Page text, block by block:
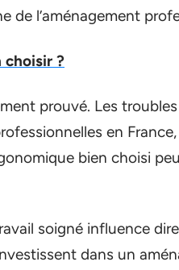
de l’aménagement
choisir ?
prouvé. Les
en
bien choisi
soigné influence
dans un